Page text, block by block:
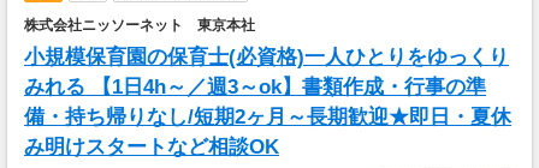
株式会社ニッソーネット 東京本社
小規模保育園の保育士(必資格)一人ひとりをゆっくり
みれる 【1日4h～／週3～ok】書類作成・行事の準
備・持ち帰りなし/短期2ヶ月～長期歓迎★即日・夏休
み明けスタートなど相談OK